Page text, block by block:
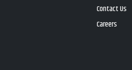
Contact Us
Careers